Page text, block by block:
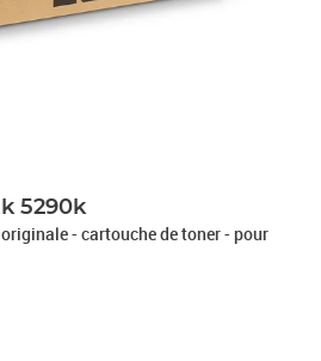
5290k
- cartouche de toner - pour